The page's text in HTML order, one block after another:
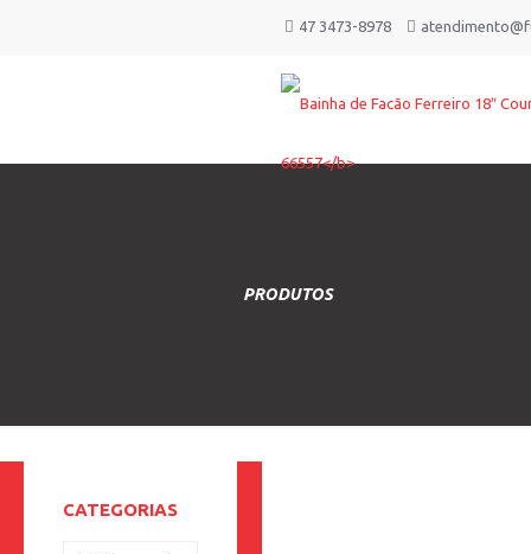
47 3473-8978
PRODUTOS
CATEGORIAS